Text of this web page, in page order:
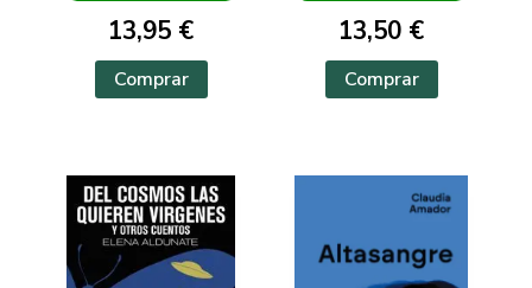
13,95 €
Comprar
13,50 €
Comprar